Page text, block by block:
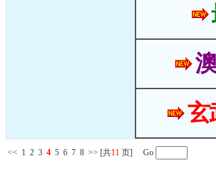
玄
<< 1 2 3 4 5 6 7 8 >> [共11 页] Go